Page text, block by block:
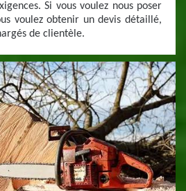
Si vous voulez nous poser
voulez obtenir un devis détaillé,
de clientèle.